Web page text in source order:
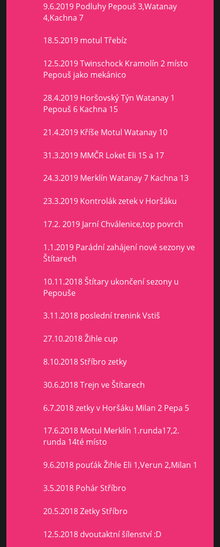
9.6.2019 Podluhy Pepouš 3,Watanay
4,Kachna 7
18.5.2019 motul Třebíz
12.5.2019 Twinschock Kramolín 2 místo
Pepouš jako mekánico
28.4.2019 Horšovský Týn Watanay 1
Pepouš 6 Kachna 15
21.4.2019 Kříše Motul Watanay 10
31.3.2019 MMČR Loket Eli 15 a 17
24.3.2019 Merklín Watanay 7 Kachna 13
23.3.2019 Kontrolák zetek v Horšáku
17.2. 2019 Jarní Chválenice,top povrch
1.1.2019 Parádní zahájení nové sezony ve
Štítarech
10.11.2018 Štítary ukončení sezony u
Pepouše
3.11.2018 poslední trenink Vstiš
27.10.2018 Žihle cup
8.10.2018 Stříbro zetky
30.6.2018 Trejn ve Štítarech
6.7.2018 zetky v Horšáku Milan 2 Pepa 5
17.6.2018 Motul Merklín 1.runda17,2.
runda 14té místo
9.6.2018 pouťák Žihle Eli 1,Verun 2,Milan 1
3.5.2018 Pohár Stříbro
20.5.2018 Zetky Stříbro
12.5.2018 dvoutaktní šílenství :D